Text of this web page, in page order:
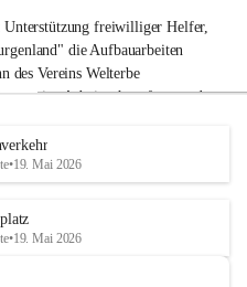
Unterstützung freiwilliger Helfer,
die Aufbauarbeiten
des Vereins Welterbe
Arbeit sehr erfreut und
der Forschungsergebnisse.
jede technologische Innovation
•19. Mai 2026
•19. Mai 2026